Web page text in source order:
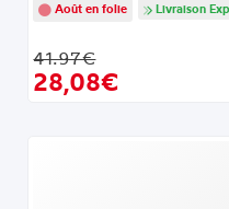
Août en folie Livraison
41.97€
28,08€